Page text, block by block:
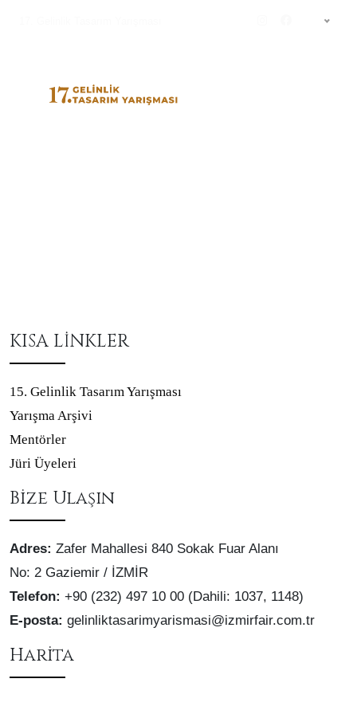
KISA LİNKLER
15. Gelinlik Tasarım Yarışması
Yarışma Arşivi
Mentörler
Jüri Üyeleri
Bize Ulaşın
Adres: Zafer Mahallesi 840 Sokak Fuar Alanı
No: 2 Gaziemir / İZMİR
Telefon: +90 (232) 497 10 00 (Dahili: 1037, 1148)
E-posta: gelinliktasarimyarismasi@izmirfair.com.tr
Harita